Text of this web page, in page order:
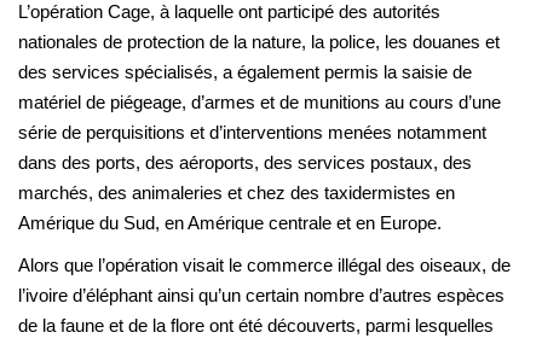
L’opération Cage, à laquelle ont participé des autorités
nationales de protection de la nature, la police, les douanes et
des services spécialisés, a également permis la saisie de
matériel de piégeage, d’armes et de munitions au cours d’une
série de perquisitions et d’interventions menées notamment
dans des ports, des aéroports, des services postaux, des
marchés, des animaleries et chez des taxidermistes en
Amérique du Sud, en Amérique centrale et en Europe.
Alors que l’opération visait le commerce illégal des oiseaux, de
l’ivoire d’éléphant ainsi qu’un certain nombre d’autres espèces
de la faune et de la flore ont été découverts, parmi lesquelles